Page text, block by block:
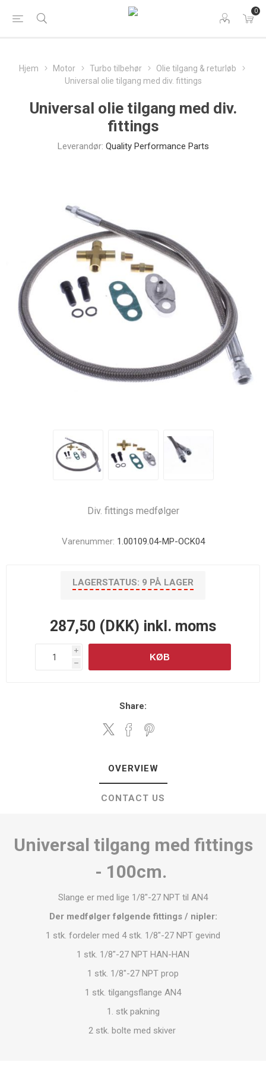
0
Hjem Motor Turbo tilbehør
Olie tilgang & returløb
Universal olie tilgang med div. fittings
Universal olie tilgang med div.
fittings
Leverandør: Quality Performance Parts
Div. fittings medfølger
Varenummer: 1.00109.04-MP-OCK04
LAGERSTATUS: 9 PÅ LAGER
287,50 (DKK) inkl. moms
i
h
KØB
Share:
OVERVIEW
CONTACT US
Universal tilgang med fittings
- 100cm.
Slange er med lige 1/8"-27 NPT til AN4
Der medfølger følgende fittings / nipler:
1 stk. fordeler med 4 stk. 1/8"-27 NPT gevind
1 stk. 1/8"-27 NPT HAN-HAN
1 stk. 1/8"-27 NPT prop
1 stk. tilgangsflange AN4
1. stk pakning
2 stk. bolte med skiver